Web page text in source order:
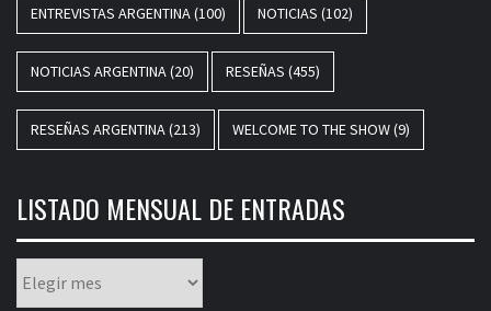
ENTREVISTAS ARGENTINA(100) NOTICIAS (102)
NOTICIAS ARGENTINA(20) RESEÑAS (455)
RESEÑAS ARGENTINA(213) WELCOME TO THE SHOW(9)
LISTADO MENSUAL DE ENTRADAS
mensual